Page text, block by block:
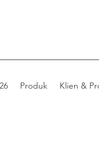
Produk Klien &